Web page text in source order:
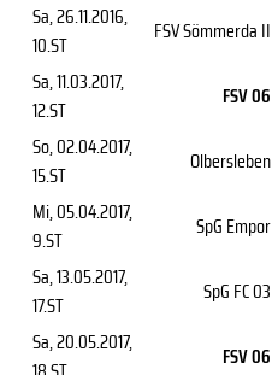
Sa, 26.11.2016,
10.ST
FSV Sömmerda II
Sa, 11.03.2017,
12.ST
FSV 06
So, 02.04.2017,
15.ST
Olbersleben
Mi, 05.04.2017,
9.ST
SpG Empor
Sa, 13.05.2017,
17.ST
SpG FC 03
Sa, 20.05.2017,
FSV 06